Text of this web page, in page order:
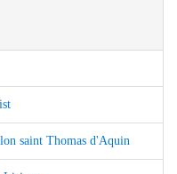
saint Thomas d'Aquin